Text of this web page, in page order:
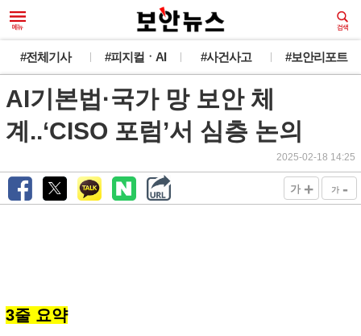
#전체기사 #피지컬ㆍAI #사건사고 #보안리포트
AI기본법·국가 망 보안 체
계..‘CISO 포럼’서 심층 논의
2025-02-18 14:25
가 + 가 -
3줄 요약